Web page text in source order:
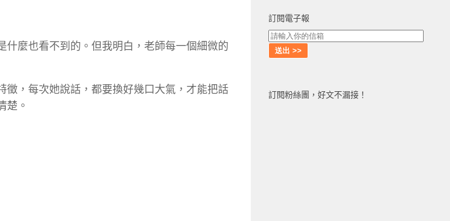
麼也看不到的。但我明白，老師每一個細微的
徵，每次她說話，都要換好幾口大氣，才能把話
楚。
訂閱電子報
訂閱粉絲團，好文不漏接！